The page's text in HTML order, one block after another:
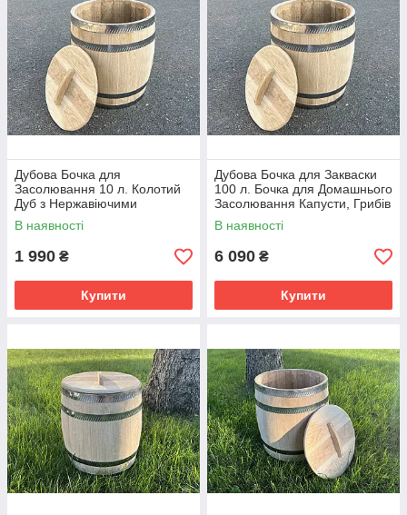
Дубова Бочка для
Засолювання 10 л. Колотий
Дуб з Нержавіючими
Обручами для Капусти та
Овочів
В наявності
1 990 ₴
Купити
Дубова Бочка для Закваски
100 л. Бочка для Домашнього
Засолювання Капусти, Грибів
та Овочів
В наявності
6 090 ₴
Купити